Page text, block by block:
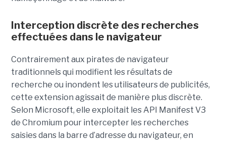
Interception discrète des recherches
effectuées dans le navigateur
Contrairement aux pirates de navigateur
traditionnels qui modifient les résultats de
recherche ou inondent les utilisateurs de publicités,
cette extension agissait de manière plus discrète.
Selon Microsoft, elle exploitait les API Manifest V3
de Chromium pour intercepter les recherches
saisies dans la barre d’adresse du navigateur, en